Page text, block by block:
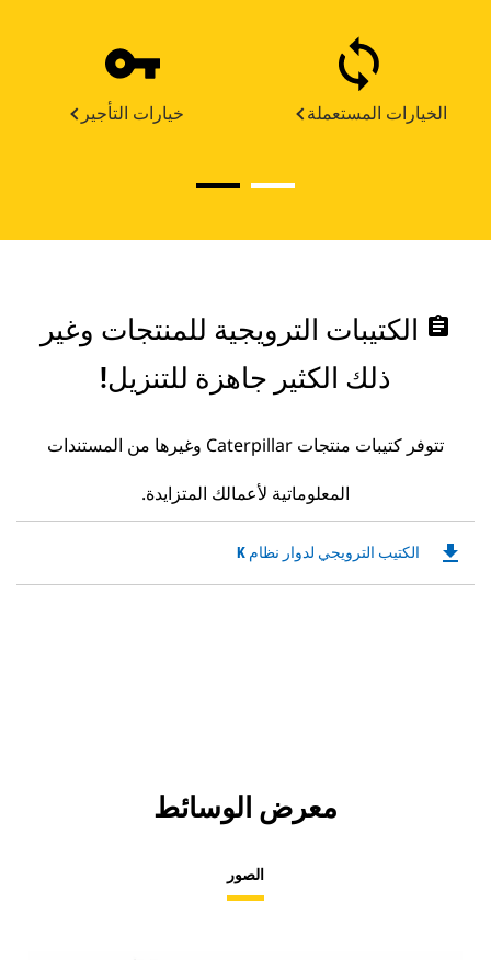
خيارات التأجير الخيارات المستعملة
assignment الكتيبات الترويجية للمنتجات وغير
ذلك الكثير جاهزة للتنزيل!
تتوفر كتيبات منتجات Caterpillar وغيرها من المستندات
المعلوماتية لأعمالك المتزايدة.
الكتيب الترويجي لدوار نظام KDownloadable
file_download
معرض الوسائط
الصور